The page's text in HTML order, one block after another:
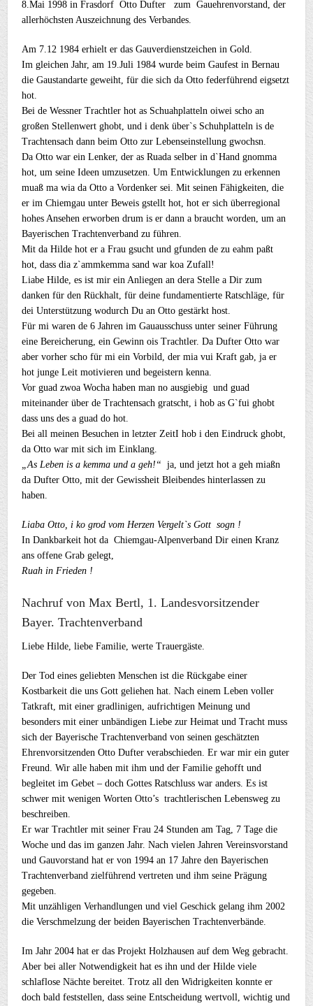
8.Mai 1998 in Frasdorf Otto Dufter zum Gauehrenvorstand, der
allerhöchsten Auszeichnung des Verbandes.
Am 7.12 1984 erhielt er das Gauverdienstzeichen in Gold.
Im gleichen Jahr, am 19.Juli 1984 wurde beim Gaufest in Bernau
die Gaustandarte geweiht, für die sich da Otto federführend eigsetzt
hot.
Bei de Wessner Trachtler hot as Schuahplatteln oiwei scho an
großen Stellenwert ghobt, und i denk über`s Schuhplatteln is de
Trachtensach dann beim Otto zur Lebenseinstellung gwochsn.
Da Otto war ein Lenker, der as Ruada selber in d`Hand gnomma
hot, um seine Ideen umzusetzen. Um Entwicklungen zu erkennen
muaß ma wia da Otto a Vordenker sei. Mit seinen Fähigkeiten, die
er im Chiemgau unter Beweis gstellt hot, hot er sich überregional
hohes Ansehen erworben drum is er dann a braucht worden, um an
Bayerischen Trachtenverband zu führen.
Mit da Hilde hot er a Frau gsucht und gfunden de zu eahm paßt
hot, dass dia z`ammkemma sand war koa Zufall!
Liabe Hilde, es ist mir ein Anliegen an dera Stelle a Dir zum
danken für den Rückhalt, für deine fundamentierte Ratschläge, für
dei Unterstützung wodurch Du an Otto gestärkt host.
Für mi waren de 6 Jahren im Gauausschuss unter seiner Führung
eine Bereicherung, ein Gewinn ois Trachtler. Da Dufter Otto war
aber vorher scho für mi ein Vorbild, der mia vui Kraft gab, ja er
hot junge Leit motivieren und begeistern kenna.
Vor guad zwoa Wocha haben man no ausgiebig und guad
miteinander über de Trachtensach gratscht, i hob as G`fui ghobt
dass uns des a guad do hot.
Bei all meinen Besuchen in letzter ZeitI hob i den Eindruck ghobt,
da Otto war mit sich im Einklang.
„As Leben is a kemma und a geh!“ja, und jetzt hot a geh miaßn
da Dufter Otto, mit der Gewissheit Bleibendes hinterlassen zu
haben.
Liaba Otto, i ko grod vom Herzen Vergelt`s Gott sogn !
In Dankbarkeit hot da Chiemgau-Alpenverband Dir einen Kranz
ans offene Grab gelegt,
Ruah in Frieden !
Nachruf von Max Bertl, 1. Landesvorsitzender
Bayer. Trachtenverband
Liebe Hilde, liebe Familie, werte Trauergäste.
Der Tod eines geliebten Menschen ist die Rückgabe einer
Kostbarkeit die uns Gott geliehen hat. Nach einem Leben voller
Tatkraft, mit einer gradlinigen, aufrichtigen Meinung und
besonders mit einer unbändigen Liebe zur Heimat und Tracht muss
sich der Bayerische Trachtenverband von seinen geschätzten
Ehrenvorsitzenden Otto Dufter verabschieden. Er war mir ein guter
Freund. Wir alle haben mit ihm und der Familie gehofft und
begleitet im Gebet – doch Gottes Ratschluss war anders. Es ist
schwer mit wenigen Worten Otto’s trachtlerischen Lebensweg zu
beschreiben.
Er war Trachtler mit seiner Frau 24 Stunden am Tag, 7 Tage die
Woche und das im ganzen Jahr. Nach vielen Jahren Vereinsvorstand
und Gauvorstand hat er von 1994 an 17 Jahre den Bayerischen
Trachtenverband zielführend vertreten und ihm seine Prägung
gegeben.
Mit unzähligen Verhandlungen und viel Geschick gelang ihm 2002
die Verschmelzung der beiden Bayerischen Trachtenverbände.
Im Jahr 2004 hat er das Projekt Holzhausen auf dem Weg gebracht.
Aber bei aller Notwendigkeit hat es ihn und der Hilde viele
schlaflose Nächte bereitet. Trotz all den Widrigkeiten konnte er
doch bald feststellen, dass seine Entscheidung wertvoll, wichtig und